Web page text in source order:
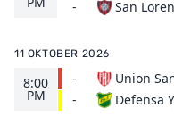
-
San
11 OKTOBER 2026
8:00
PM
-
-
Union
Defensa